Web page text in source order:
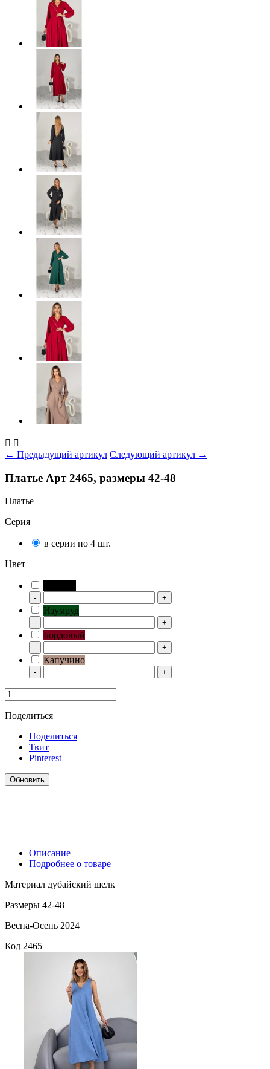
 
← Предыдущий артикул Следующий артикул →
Платье Арт 2465, размеры 42-48
Платье
Серия
в серии по 4 шт.
Цвет
- +
Изумруд
- +
Бордовый
- +
Капучино
- +
Поделиться
Поделиться
Твит
Pinterest
Описание
Подробнее о товаре
Материал дубайский шелк
Размеры 42-48
Весна-Осень 2024
Код 2465